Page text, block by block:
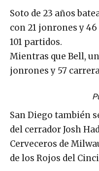
Soto de 23 años
con 21 jonrones y
101 partidos.
Mientras que Bell,
jonrones y 57
San Diego también
del cerrador Josh
Cerveceros de
de los Rojos del